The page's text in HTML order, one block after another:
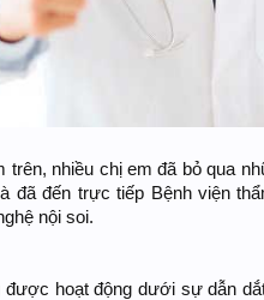
nhiều chị em đã bỏ qua
đã đến trực tiếp Bệnh viện
nội soi.
được hoạt động dưới sự dẫn